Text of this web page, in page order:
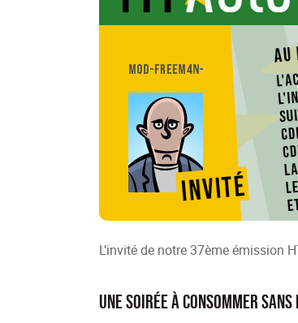
L’invité de notre 37ème émission
Une soirée à consommer